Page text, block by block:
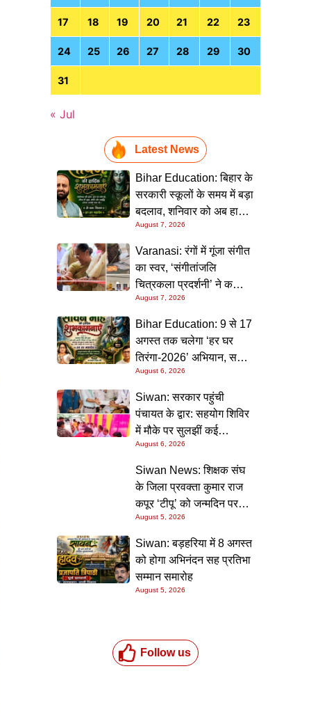
17 18 19 20 21 22 23
24 25 26 27 28 29 30
31
« Jul
Latest News
Bihar Education: बिहार के
सरकारी स्कूलों के समय में बड़ा
बदलाव, शनिवार को अब हाफ
डे रहेगा विद्यालय
August 7, 2026
Varanasi: रंगों में गूंजा संगीत
का स्वर, ‘संगीतांजलि
चित्रकला प्रदर्शनी’ ने कला
प्रेमियों को किया मंत्रमुग्ध
August 7, 2026
Bihar Education: 9 से 17
अगस्त तक चलेगा ‘हर घर
तिरंगा-2026’ अभियान, सभी
स्कूलों को दिए गए विस्तृत
निर्देश
August 6, 2026
Siwan: सरकार पहुंची
पंचायत के द्वार: सहयोग शिविर
में मौके पर सुलझीं कई
समस्याएं, 30 दिन में समाधान
की गारंटी
August 6, 2026
Siwan News: शिक्षक संघ
के जिला प्रवक्ता कुमार राज
कपूर ‘टीपू’ को जन्मदिन पर
मिली शुभकामनाओं की सौगात
August 5, 2026
Siwan: बड़हरिया में 8 अगस्त
को होगा अभिनंदन सह प्रतिभा
सम्मान समारोह
August 5, 2026
Follow us